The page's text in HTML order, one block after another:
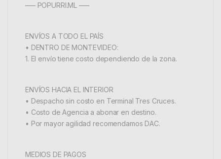
—– POPURRI.ML —–
ENVÍOS A TODO EL PAÍS
• DENTRO DE MONTEVIDEO:
1. El envío tiene costo dependiendo de la zona.
ENVÍOS HACIA EL INTERIOR
• Despacho sin costo en Terminal Tres Cruces.
• Costo de Agencia a abonar en destino.
• Por mayor agilidad recomendamos DAC.
MEDIOS DE PAGOS